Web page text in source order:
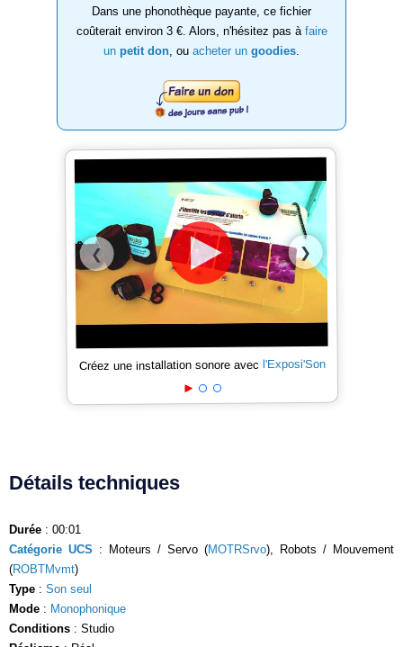
Dans une phonothèque payante, ce fichier
coûterait environ 3 €. Alors, n'hésitez pas à faire
un petit don , ou acheter un goodies
❮ ❯
Créez une installation sonore avec l'Exposi'Son
Détails techniques
Durée : 00:01
Catégorie UCS : Moteurs / Servo (MOTRSrvo), Robots / Mouvement
(ROBTMvmt)
Type : Son seul
Mode : Monophonique
Conditions : Studio